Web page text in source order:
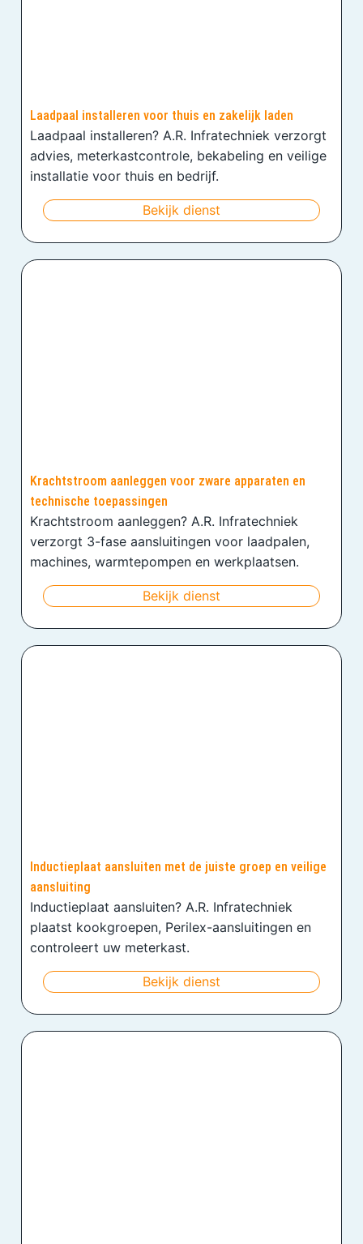
Laadpaal installeren voor thuis en zakelijk laden
Laadpaal installeren? A.R. Infratechniek verzorgt
advies, meterkastcontrole, bekabeling en veilige
installatie voor thuis en bedrijf.
Bekijk dienst
Krachtstroom aanleggen voor zware apparaten en
technische toepassingen
Krachtstroom aanleggen? A.R. Infratechniek
verzorgt 3-fase aansluitingen voor laadpalen,
machines, warmtepompen en werkplaatsen.
Bekijk dienst
Inductieplaat aansluiten met de juiste groep en veilige
aansluiting
Inductieplaat aansluiten? A.R. Infratechniek
plaatst kookgroepen, Perilex-aansluitingen en
controleert uw meterkast.
Bekijk dienst